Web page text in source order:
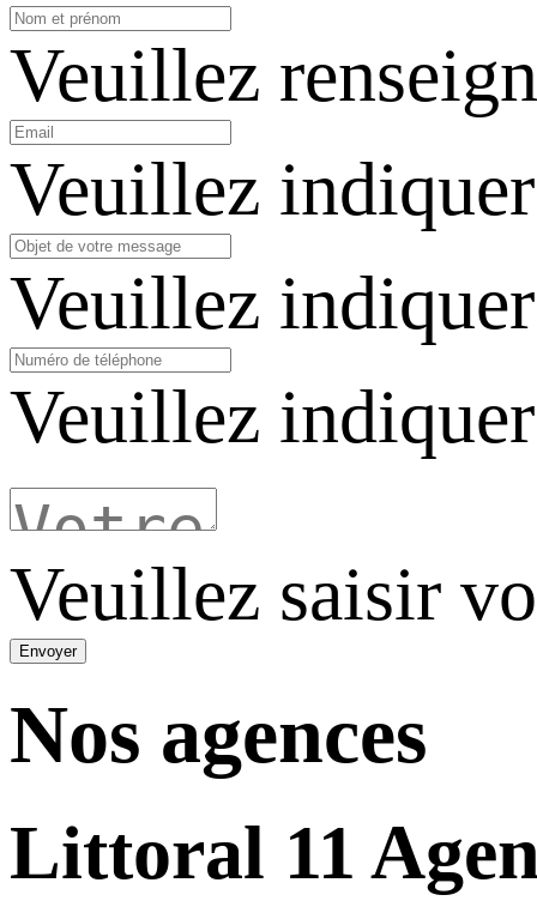
Veuillez
Veuillez
Veuillez
Veuillez
Veuillez saisir
Envoyer
Nos agences
Littoral 11